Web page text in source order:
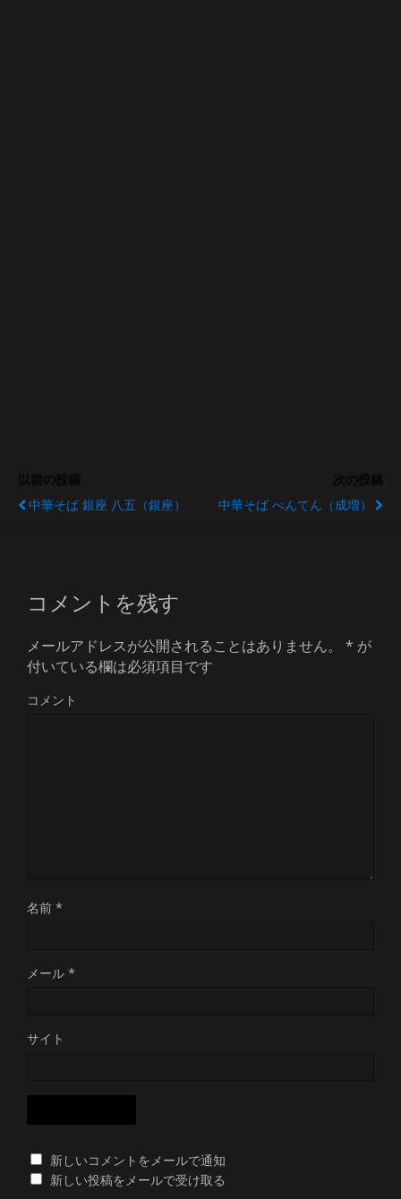
中華そば 銀座 八五（銀座）
中華そば べんてん（成増）
コメントを残す
メールアドレスが公開されることはありません。 * が
付いている欄は必須項目です
コメント
名前 *
メール *
サイト
新しいコメントをメールで通知
新しい投稿をメールで受け取る